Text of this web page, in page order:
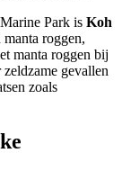
Park is Koh
roggen,
manta roggen bij
zeldzame gevallen
zoals